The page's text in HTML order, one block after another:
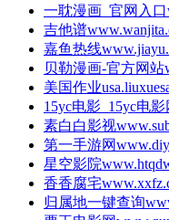
一耽漫画_官网入口
吉他谱
嘉鱼热线
贝勒漫画-官方网站
美国作业
15yc电影_15yc电
素白白影视
第一手游网
星空影院
香香腐宅
归属地一键查询